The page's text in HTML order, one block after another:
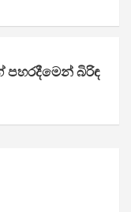
පහරදීමෙන් බිරිඳ